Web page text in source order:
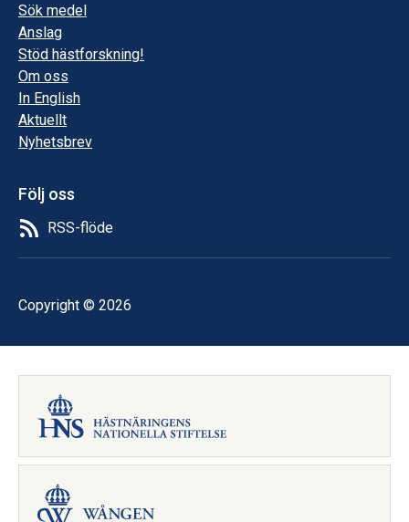
Sök medel
Anslag
Stöd hästforskning!
Om oss
In English
Aktuellt
Nyhetsbrev
Följ oss
RSS-flöde
Copyright © 2026